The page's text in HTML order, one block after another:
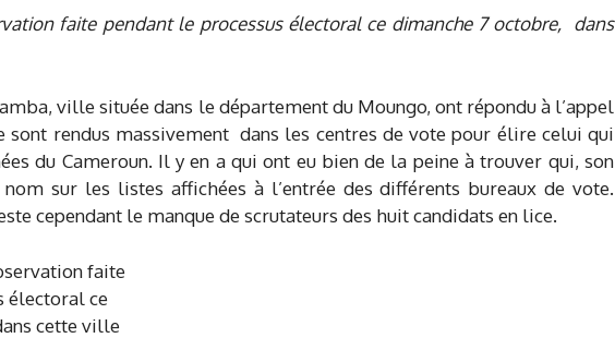
faite pendant le processus électoral ce dimanche 7 octobre, dans
ville située dans le département du Moungo, ont répondu à l’appel
sont rendus massivement dans les centres de vote pour élire celui qui
du Cameroun. Il y en a qui ont eu bien de la peine à trouver qui, son
sur les listes affichées à l’entrée des différents bureaux de vote.
cependant le manque de scrutateurs des huit candidats en lice.